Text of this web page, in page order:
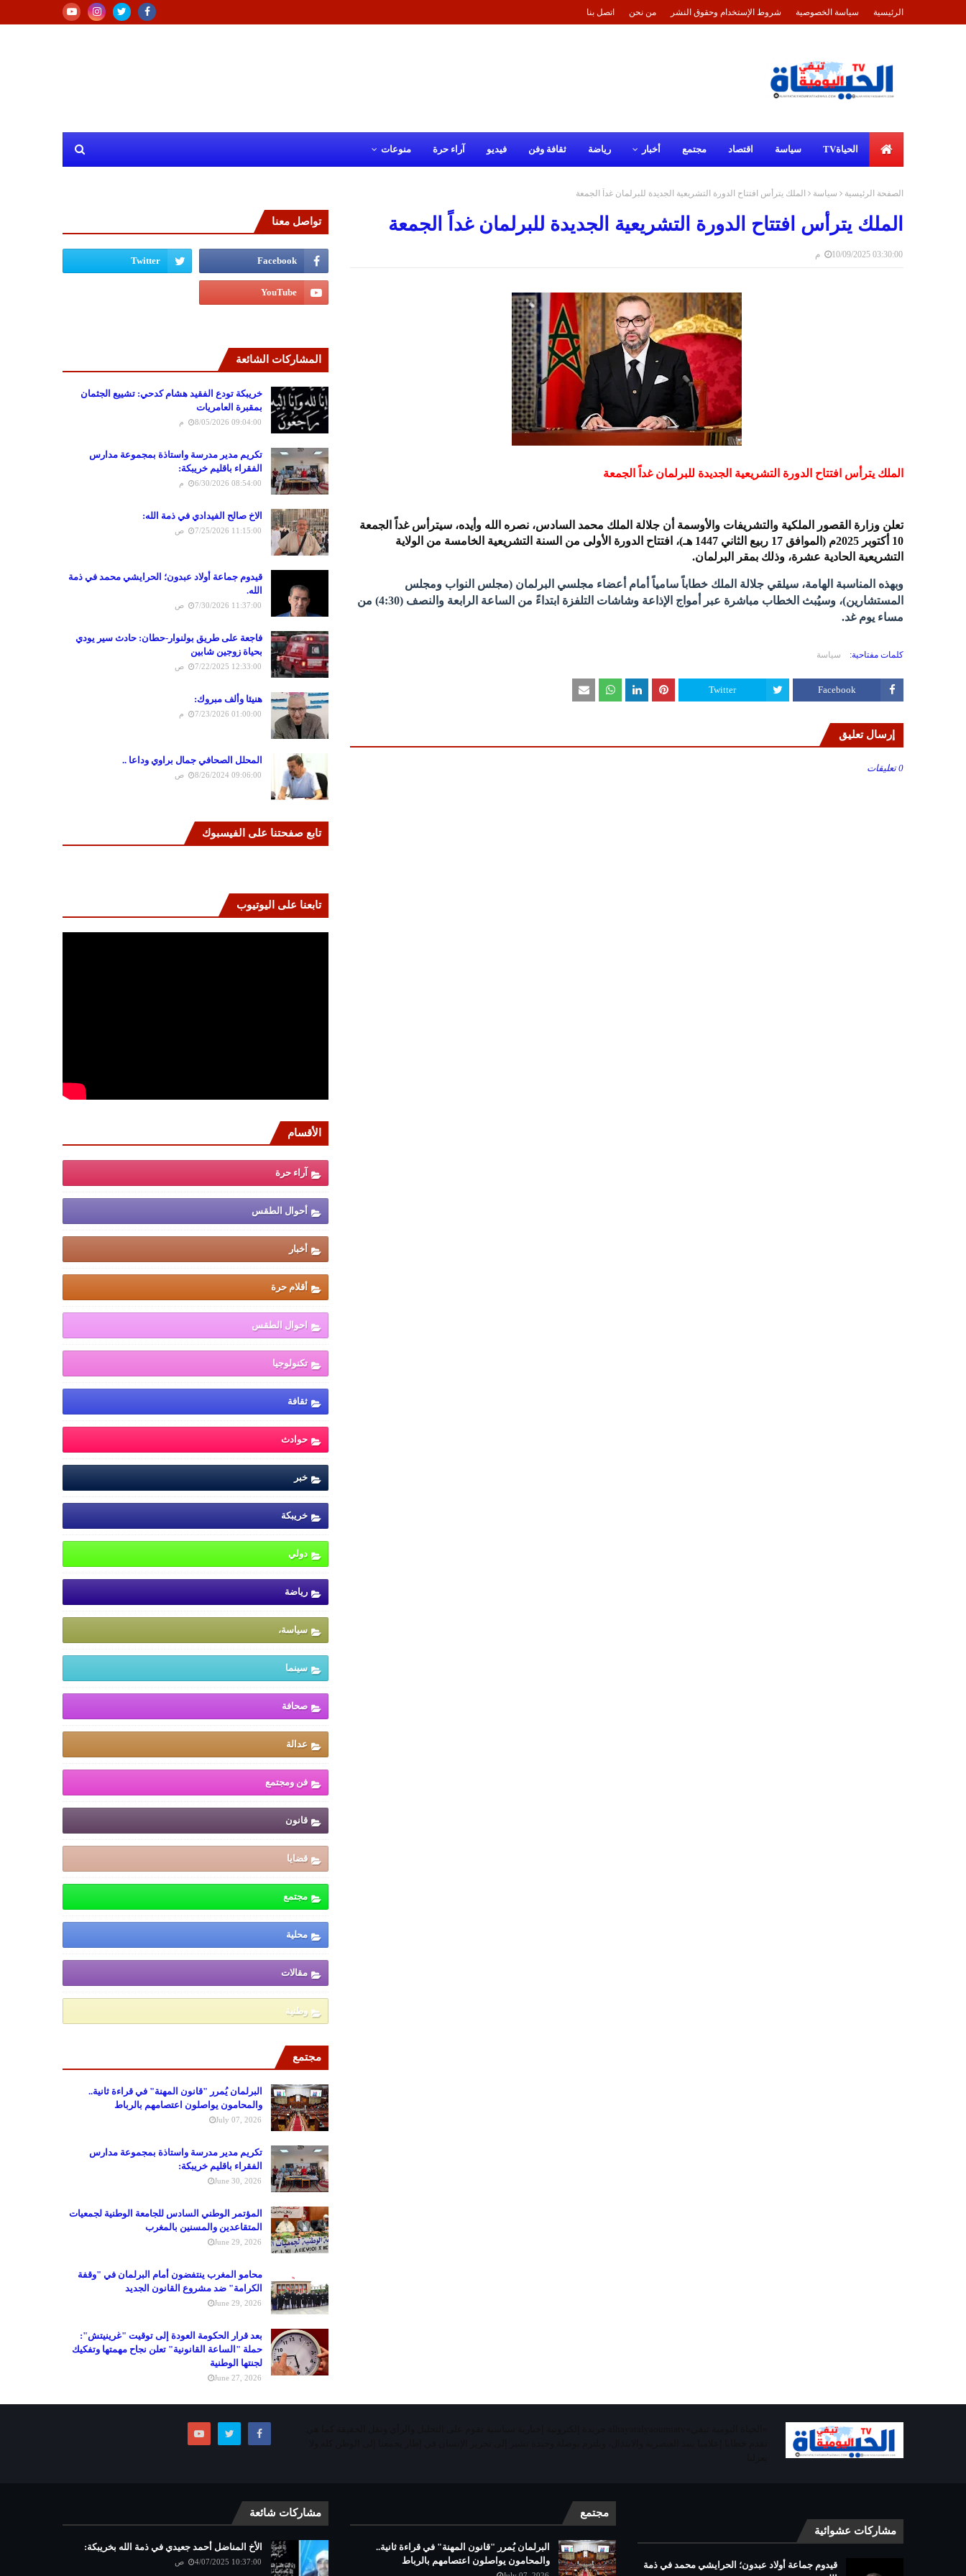
الرئيسية سياسة الخصوصية شروط الإستخدام وحقوق النشر من نحن اتصل بنا
الحياةTV سياسة اقتصاد مجتمع أخبار رياضة ثقافة وفن فيديو آراء حرة منوعات
الصفحة الرئيسية سياسة الملك يترأس افتتاح الدورة التشريعية الجديدة للبرلمان غداً الجمعة
الملك يترأس افتتاح الدورة التشريعية الجديدة للبرلمان غداً الجمعة
10/09/2025 03:30:00 م
الملك يترأس افتتاح الدورة التشريعية الجديدة للبرلمان غداً الجمعة
​تعلن وزارة القصور الملكية والتشريفات والأوسمة أن جلالة الملك محمد السادس، نصره الله وأيده، سيترأس غداً الجمعة
10 أكتوبر 2025م (الموافق 17 ربيع الثاني 1447 هـ)، افتتاح الدورة الأولى من السنة التشريعية الخامسة من الولاية
التشريعية الحادية عشرة، وذلك بمقر البرلمان.
​وبهذه المناسبة الهامة، سيلقي جلالة الملك خطاباً سامياً أمام أعضاء مجلسي البرلمان (مجلس النواب ومجلس
المستشارين)، وسيُبث الخطاب مباشرة عبر أمواج الإذاعة وشاشات التلفزة ابتداءً من الساعة الرابعة والنصف (4:30) من
مساء يوم غد.
كلمات مفتاحية: سياسة
Facebook
Twitter
إرسال تعليق
0 تعليقات
تواصل معنا
المشاركات الشائعة
خريبكة تودع الفقيد هشام كدحي: تشييع الجثمان
بمقبرة العامريات
8/05/2026 09:04:00 م
تكريم مدير مدرسة واستاذة بمجموعة مدارس
الفقراء باقليم خريبكة:
6/30/2026 08:54:00 م
الاخ صالح الفيدادي في ذمة الله:
7/25/2026 11:15:00 ص
قيدوم جماعة أولاد عبدون؛ الحرايشي محمد في ذمة
الله.
7/30/2026 11:37:00 ص
فاجعة على طريق بولنوار-حطان: حادث سير يودي
بحياة زوجين شابين
7/22/2025 12:33:00 ص
هنيئا وألف مبروك:
7/23/2026 01:00:00 م
المحلل الصحافي جمال براوي وداعا ..
8/26/2024 09:06:00 ص
تابع صفحتنا على الفيسبوك
تابعنا على اليوتيوب
الأقسام
آراء حرة
أحوال الطقس
أخبار
أقلام حرة
احوال الطقس
تكنولوجيا
ثقافة
حوادث
خبر
خريبكة
دولي
رياضة
سياسة،
سينما
صحافة
عدالة
فن ومجتمع
قانون
قضايا
مجتمع
محلية
مقالات
وطنية
مجتمع
البرلمان يُمرر "قانون المهنة" في قراءة ثانية..
والمحامون يواصلون اعتصامهم بالرباط
July 07, 2026
تكريم مدير مدرسة واستاذة بمجموعة مدارس
الفقراء باقليم خريبكة:
June 30, 2026
المؤتمر الوطني السادس للجامعة الوطنية لجمعيات
المتقاعدين والمسنين بالمغرب
June 29, 2026
محامو المغرب ينتفضون أمام البرلمان في "وقفة
الكرامة" ضد مشروع القانون الجديد
June 29, 2026
بعد قرار الحكومة العودة إلى توقيت "غرينيتش":
حملة "الساعة القانونية" تعلن نجاح مهمتها وتفكيك
لجنتها الوطنية
June 27, 2026
مشاركات عشوائية
قيدوم جماعة أولاد عبدون؛ الحرايشي محمد في ذمة
مجتمع
البرلمان يُمرر "قانون المهنة" في قراءة ثانية..
والمحامون يواصلون اعتصامهم بالرباط
مشاركات شائعة
الأخ المناضل أحمد جعيدي في ذمة الله بخريبكة:
4/07/2025 10:37:00 ص